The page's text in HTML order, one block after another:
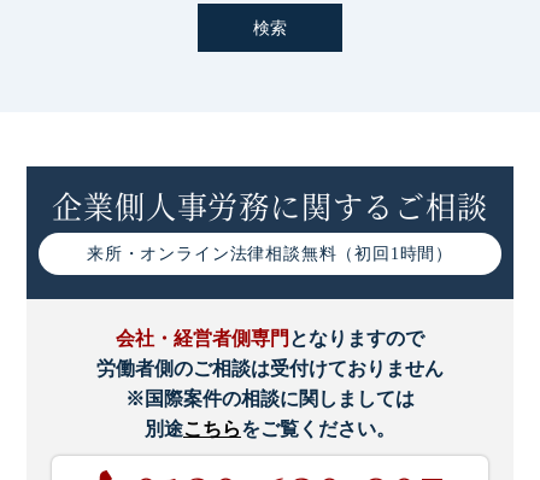
企業側人事労務に関するご相談
来所・オンライン法律相談無料（初回1時間）
会社・経営者側専門 となりますので
労働者側のご相談は受付けておりません
※国際案件の相談に関しましては
別途こちらをご覧ください。